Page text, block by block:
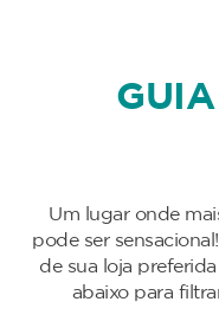
Um lugar onde
pode ser
de sua loja
abaixo para